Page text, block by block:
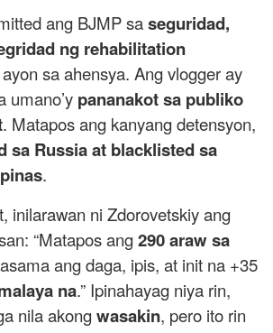
ang BJMP saseguridad,
ng rehabilitation
ayon sa ahensya. Ang vlogger ay
umano’y pananakot sa publiko
. Matapos ang kanyang detensyon,
sa Russia at blacklisted sa
.
inilarawan ni Zdorovetskiy ang
“Matapos ang290 araw sa
ang daga, ipis, at init na +35
na.” Ipinahayag niya rin,
nila akongwasakin, pero ito rin